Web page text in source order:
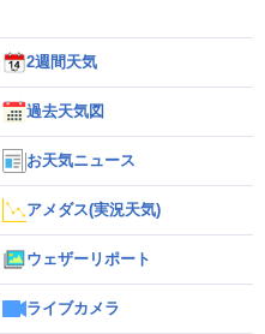
2週間天気
過去天気図
お天気ニュース
アメダス(実況天気)
ウェザーリポート
ライブカメラ